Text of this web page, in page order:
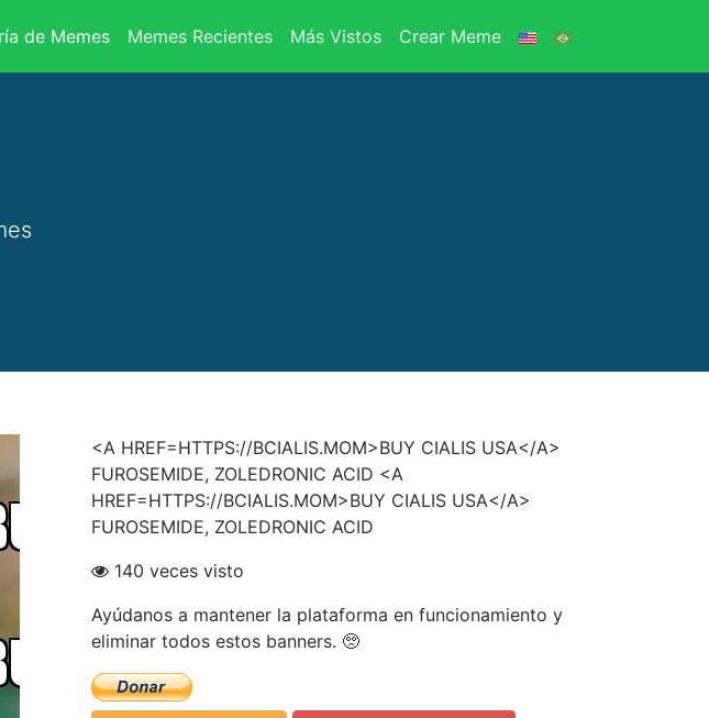
de Memes Memes Recientes Más Vistos Crear Meme
<A HREF=HTTPS://BCIALIS.MOM>BUY CIALIS USA</A>
FUROSEMIDE, ZOLEDRONIC ACID <A
HREF=HTTPS://BCIALIS.MOM>BUY CIALIS USA</A>
FUROSEMIDE, ZOLEDRONIC ACID
140 veces visto
Ayúdanos a mantener la plataforma en funcionamiento y
eliminar todos estos banners. 🥺